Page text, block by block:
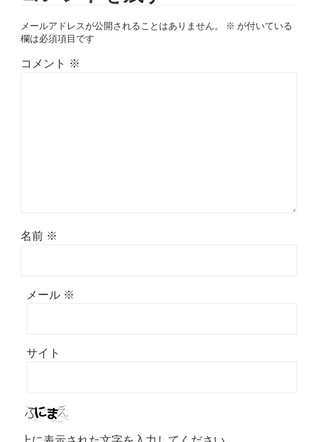
メールアドレスが公開されることはありません。 ※ が付いている
欄は必須項目です
コメント ※
名前 ※
メール ※
サイト